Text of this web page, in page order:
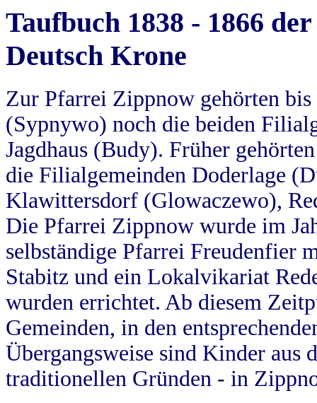
Taufbuch 1838 - 1866
Deutsch Krone
Zur Pfarrei Zippnow gehörten
(Sypnywo) noch die beiden
Jagdhaus (Budy). Früher
die Filialgemeinden Doderlage
Klawittersdorf (Glowaczewo),
Die Pfarrei Zippnow wurde im
selbständige Pfarrei Freudenfier
Stabitz und ein Lokalvikariat
wurden errichtet. Ab diesem
Gemeinden, in den
Übergangsweise sind Kinder aus
traditionellen Gründen - in